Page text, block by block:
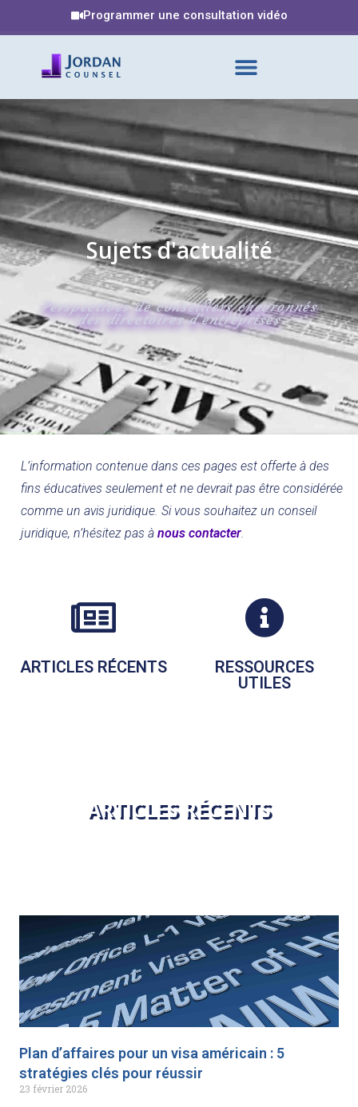
Programmer une consultation vidéo
Sujets d'actualité
Perspectives de conseillers chevronnés
des directoires d'entreprises
L’information contenue dans ces pages est offerte à des
fins éducatives seulement et ne devrait pas être considérée
comme un avis juridique. Si vous souhaitez un conseil
juridique, n’hésitez pas à nous contacter.
ARTICLES RÉCENTS
RESSOURCES
UTILES
ARTICLES RÉCENTS
Plan d’affaires pour un visa américain : 5
stratégies clés pour réussir
23 février 2026